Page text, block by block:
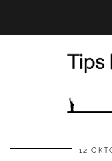
12